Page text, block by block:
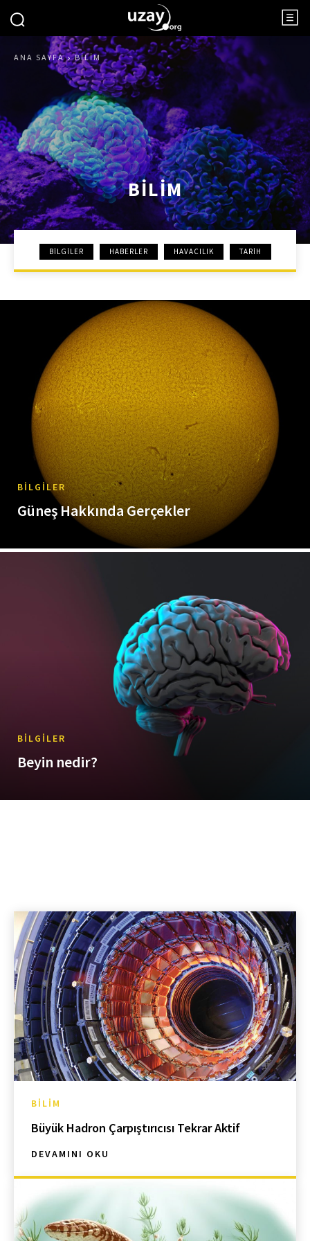
ANA SAYFA BILIM
BILIM
BILGILER HABERLER HAVACILIK TARIH
BILGILER
Güneş Hakkında Gerçekler
BILGILER
Beyin nedir?
BILIM
Büyük Hadron Çarpıştırıcısı Tekrar Aktif
DEVAMINI OKU